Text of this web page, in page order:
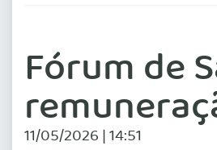
Fórum de
11/05/2026 | 14:51